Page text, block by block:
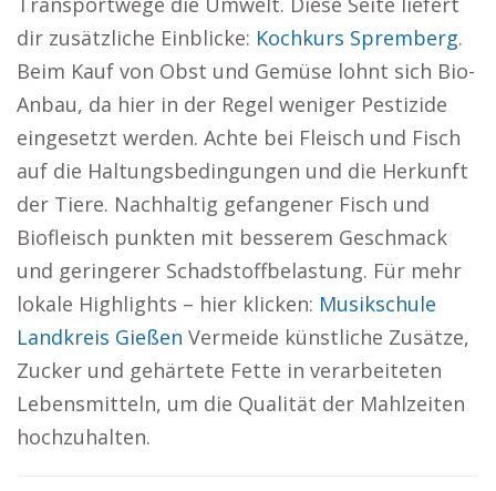
dir zusätzliche Einblicke: Kochkurs Spremberg.
Beim Kauf von Obst und Gemüse lohnt sich Bio-
Anbau, da hier in der Regel weniger Pestizide
eingesetzt werden. Achte bei Fleisch und Fisch
auf die Haltungsbedingungen und die Herkunft
der Tiere. Nachhaltig gefangener Fisch und
Biofleisch punkten mit besserem Geschmack
und geringerer Schadstoffbelastung. Für mehr
lokale Highlights – hier klicken: Musikschule
Landkreis Gießen Vermeide künstliche Zusätze,
Zucker und gehärtete Fette in verarbeiteten
Lebensmitteln, um die Qualität der Mahlzeiten
hochzuhalten.